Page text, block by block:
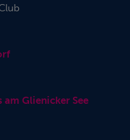
am Glienicker See